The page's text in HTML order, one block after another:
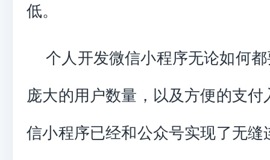
低。
个人开发微信小程序无论如何
庞大的用户数量，以及方便的支付
信小程序已经和公众号实现了无缝